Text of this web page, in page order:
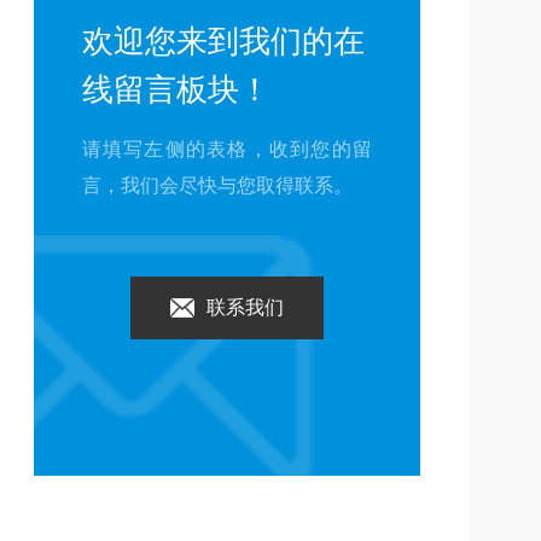
欢迎您来到我们的在
线留言板块！
请填写左侧的表格，收到您的留
言，我们会尽快与您取得联系。
联系我们